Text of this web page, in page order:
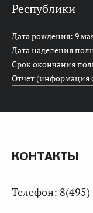
Республики
Дата рождения: 9
Дата наделения
Срок окончания
Отчет (информация
КОНТАКТЫ
Телефон: